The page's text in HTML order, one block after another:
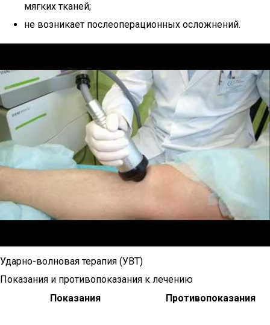
мягких тканей;
не возникает послеоперационных осложнений.
Ударно-волновая терапия (УВТ)
Показания и противопоказания к лечению
Показания
Противопоказания